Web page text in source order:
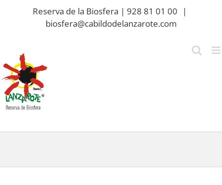
Reserva de la Biosfera | 928 81 01 00
|
biosfera@cabildodelanzarote.com